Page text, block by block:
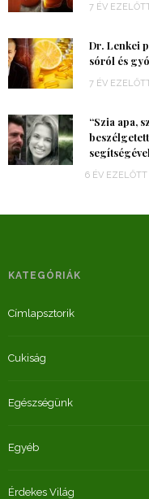
7 ÉV
Dr. Lenkei
sóról és
7 ÉV
“Szia apa,
segítségével
6 ÉV EZELŐTT
KATEGÓRIÁK
Címlapsztorik
Cukiság
Egészségünk
Egyéb
Érdekes Világ